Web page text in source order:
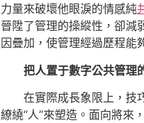
力量來破壞他眼淚的情感純
晉陞了管理的操縱性，卻減
因疊加，使管理經過歷程能
把人置于數字公共管理
在實際成長象限上，技
繚繞“人”來塑造。面向將來